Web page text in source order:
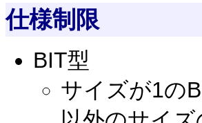
仕様制限
BIT型
サイズが1の